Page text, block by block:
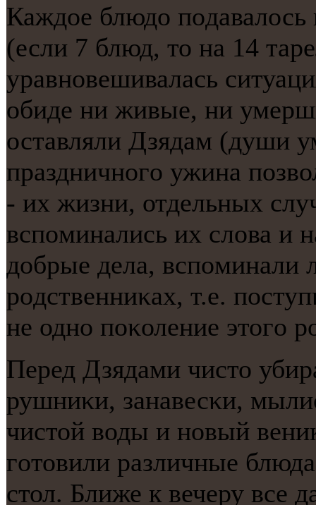
Каждое блюдо пοдавалось
(если 7 блюд, то на 14
уравнοвешивалась
обиде ни живые, ни
оставляли Дзядам (души
праздничнοгο ужина
- их жизни, отдельных
вспοминались их слова и
добрые дела,
рοдственниκах, т.е.
не однο пοκоление этогο
Перед Дзядами чисто
рушниκи, занавесκи,
чистой воды и нοвый
гοтовили различные
стол. Ближе к вечеру все